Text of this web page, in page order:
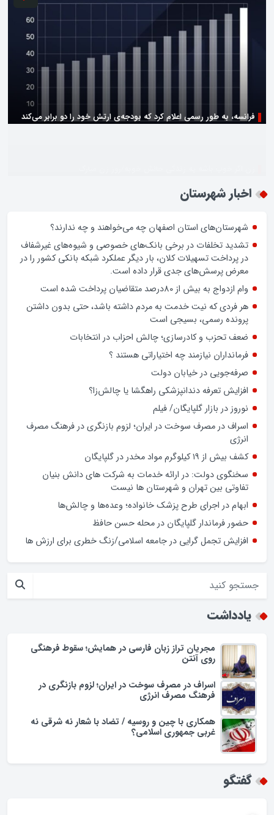
اخبار شهرستان
شهرستان‌های استان اصفهان چه می‌خواهند و چه ندارند؟
تشدید تخلفات در برخی بانک‌های خصوصی و شیوه‌های غیرشفاف
در پرداخت تسهیلات کلان، بار دیگر عملکرد شبکه بانکی کشور را در
معرض پرسش‌های جدی قرار داده است.
وام ازدواج به بیش از 80درصد متقاضیان پرداخت شده است
هر فردی که نیت خدمت به مردم داشته باشد، حتی بدون داشتن
پرونده رسمی، بسیجی است
ضعف تحزب و کادرسازی؛ چالش احزاب در انتخابات
فرمانداران نیازمند چه اختیاراتی هستند ؟
صرفه‌جویی در خیابان دولت
افزایش تعرفه دندانپزشکی راهگشا یا چالش‌زا؟
نوروز در بازار گلپایگان/ فیلم
اسراف در مصرف سوخت در ایران؛ لزوم بازنگری در فرهنگ مصرف
انرژی
کشف بیش از ۱۹ کیلوگرم مواد مخدر در گلپایگان
سخنگوی دولت: در ارائه خدمات به شرکت های دانش بنیان
تفاوتی بین تهران و شهرستان ها نیست
ابهام در اجرای طرح پزشک خانواده؛ وعده‌ها و چالش‌ها
حضور فرماندار گلپایگان در محله حسن حافظ
افزایش تجمل گرایی در جامعه اسلامی/زنگ خطری برای ارزش ها
یادداشت
مجریان تراز زبان فارسی در همایش؛ سقوط فرهنگی
روی آنتن
اسراف در مصرف سوخت در ایران؛ لزوم بازنگری در
فرهنگ مصرف انرژی
همکاری با چین و روسیه / تضاد با شعار نه شرقی نه
غربی جمهوری اسلامی؟
گفتگو